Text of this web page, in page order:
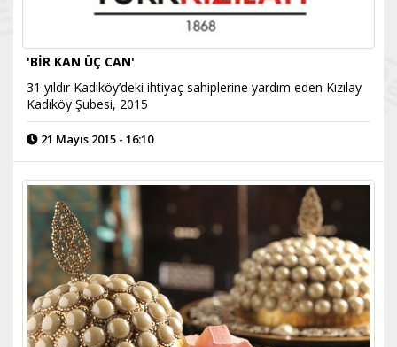
'BİR KAN ÜÇ CAN'
31 yıldır Kadıköy’deki ihtiyaç sahiplerine yardım eden Kızılay
Kadıköy Şubesi, 2015
21 Mayıs 2015 - 16:10